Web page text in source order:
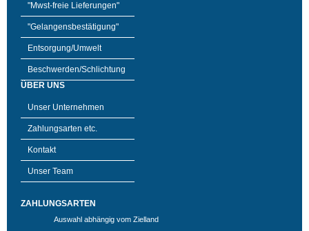
"Mwst-freie Lieferungen"
"Gelangensbestätigung"
Entsorgung/Umwelt
Beschwerden/Schlichtung
ÜBER UNS
Unser Unternehmen
Zahlungsarten etc.
Kontakt
Unser Team
ZAHLUNGSARTEN
Auswahl abhängig vom Zielland